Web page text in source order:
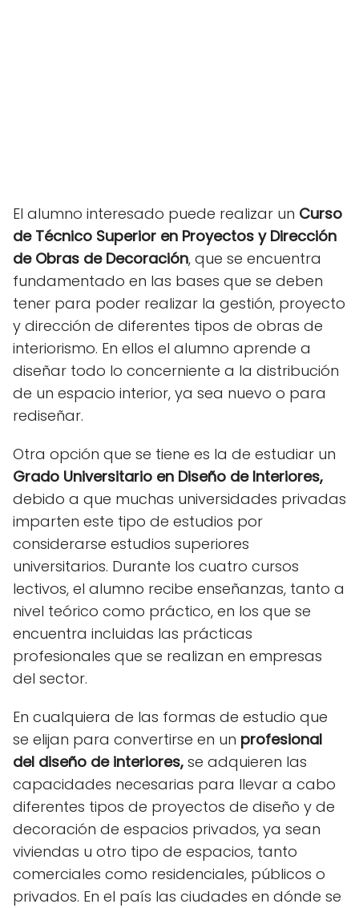
El alumno interesado puede realizar un Curso
de Técnico Superior en Proyectos y Dirección
de Obras de Decoración, que se encuentra
fundamentado en las bases que se deben
tener para poder realizar la gestión, proyecto
y dirección de diferentes tipos de obras de
interiorismo. En ellos el alumno aprende a
diseñar todo lo concerniente a la distribución
de un espacio interior, ya sea nuevo o para
rediseñar.
Otra opción que se tiene es la de estudiar un
Grado Universitario en Diseño de Interiores,
debido a que muchas universidades privadas
imparten este tipo de estudios por
considerarse estudios superiores
universitarios. Durante los cuatro cursos
lectivos, el alumno recibe enseñanzas, tanto a
nivel teórico como práctico, en los que se
encuentra incluidas las prácticas
profesionales que se realizan en empresas
del sector.
En cualquiera de las formas de estudio que
se elijan para convertirse en un profesional
del diseño de interiores, se adquieren las
capacidades necesarias para llevar a cabo
diferentes tipos de proyectos de diseño y de
decoración de espacios privados, ya sean
viviendas u otro tipo de espacios, tanto
comerciales como residenciales, públicos o
privados. En el país las ciudades en dónde se